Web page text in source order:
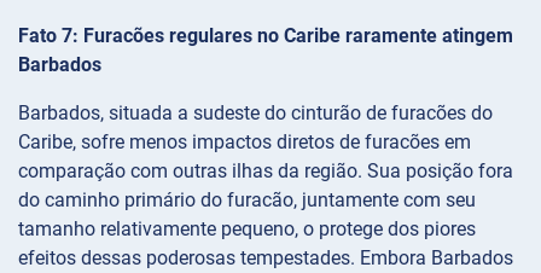
Fato 7: Furacões regulares no Caribe raramente atingem
Barbados
Barbados, situada a sudeste do cinturão de furacões do
Caribe, sofre menos impactos diretos de furacões em
comparação com outras ilhas da região. Sua posição fora
do caminho primário do furacão, juntamente com seu
tamanho relativamente pequeno, o protege dos piores
efeitos dessas poderosas tempestades. Embora Barbados